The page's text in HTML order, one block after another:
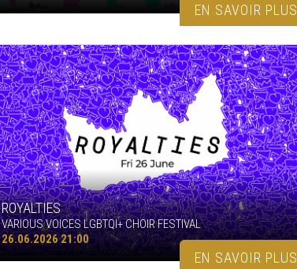
EN SAVOIR PLUS
ROYALTIES
VARIOUS VOICES LGBTQI+ CHOIR FESTIVAL
26.06.2026 21:00
EN SAVOIR PLUS